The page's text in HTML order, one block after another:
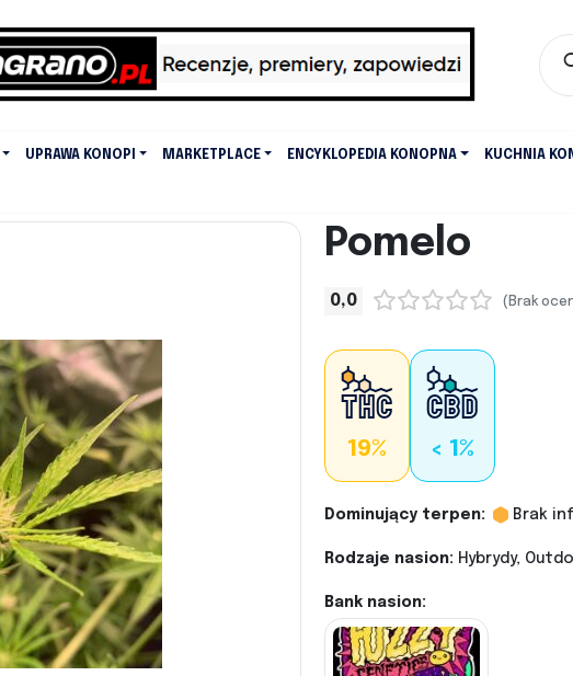
UPRAWA KONOPI MARKETPLACE ENCYKLOPEDIA KONOPNA KUCHNIA
Pomelo
0,0 (Brak
19% < 1%
Dominujący terpen: Brak
Rodzaje nasion: Hybrydy,
Bank nasion: